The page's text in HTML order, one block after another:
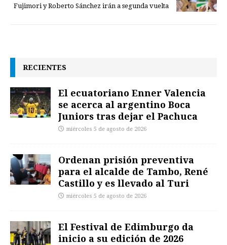
Fujimori y Roberto Sánchez irán a segunda vuelta
RECIENTES
El ecuatoriano Enner Valencia
se acerca al argentino Boca
Juniors tras dejar el Pachuca
miércoles 5 de agosto de 2026
Ordenan prisión preventiva
para el alcalde de Tambo, René
Castillo y es llevado al Turi
miércoles 5 de agosto de 2026
El Festival de Edimburgo da
inicio a su edición de 2026